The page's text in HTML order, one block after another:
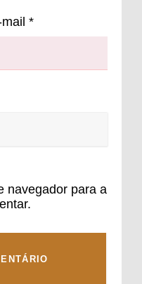
*
navegador para a